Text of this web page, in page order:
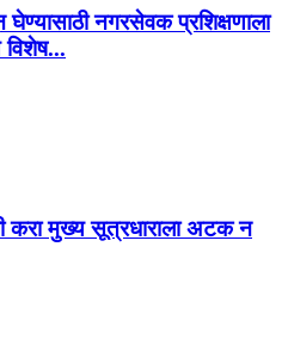
घेण्यासाठी नगरसेवक प्रशिक्षणाला
विशेष...
मुख्य सूत्रधाराला अटक न